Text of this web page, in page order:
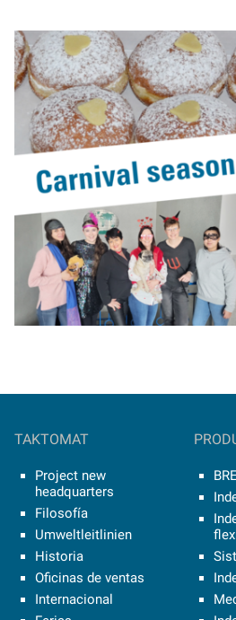
TAKTOMAT
Project new
headquarters
Filosofía
Umweltleitlinien
Historia
Oficinas de ventas
Internacional